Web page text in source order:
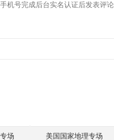
场 美国国家地理专场